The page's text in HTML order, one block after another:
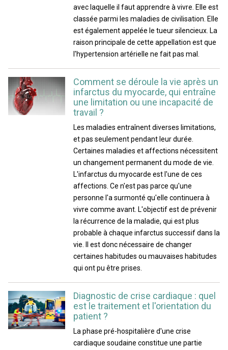
avec laquelle il faut apprendre à vivre. Elle est
classée parmi les maladies de civilisation. Elle
est également appelée le tueur silencieux. La
raison principale de cette appellation est que
l'hypertension artérielle ne fait pas mal.
Comment se déroule la vie après un
infarctus du myocarde, qui entraîne
une limitation ou une incapacité de
travail ?
Les maladies entraînent diverses limitations,
et pas seulement pendant leur durée.
Certaines maladies et affections nécessitent
un changement permanent du mode de vie.
L'infarctus du myocarde est l'une de ces
affections. Ce n'est pas parce qu'une
personne l'a surmonté qu'elle continuera à
vivre comme avant. L'objectif est de prévenir
la récurrence de la maladie, qui est plus
probable à chaque infarctus successif dans la
vie. Il est donc nécessaire de changer
certaines habitudes ou mauvaises habitudes
qui ont pu être prises.
Diagnostic de crise cardiaque : quel
est le traitement et l'orientation du
patient ?
La phase pré-hospitalière d'une crise
cardiaque soudaine constitue une partie